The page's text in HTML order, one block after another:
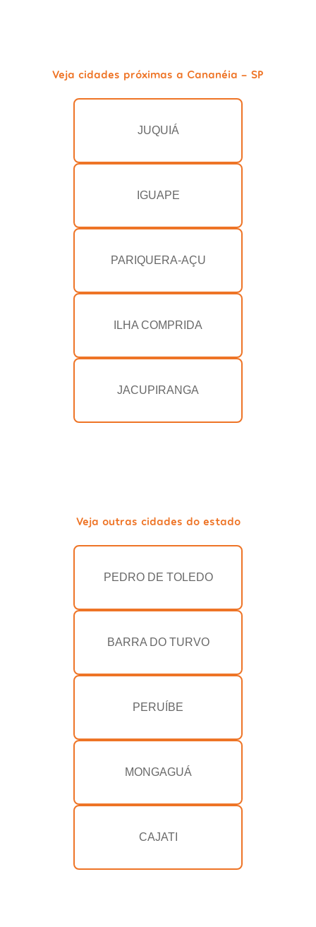
Veja cidades próximas a Cananéia - SP
JUQUIÁ
IGUAPE
PARIQUERA-AÇU
ILHA COMPRIDA
JACUPIRANGA
Veja outras cidades do estado
PEDRO DE TOLEDO
BARRA DO TURVO
PERUÍBE
MONGAGUÁ
CAJATI